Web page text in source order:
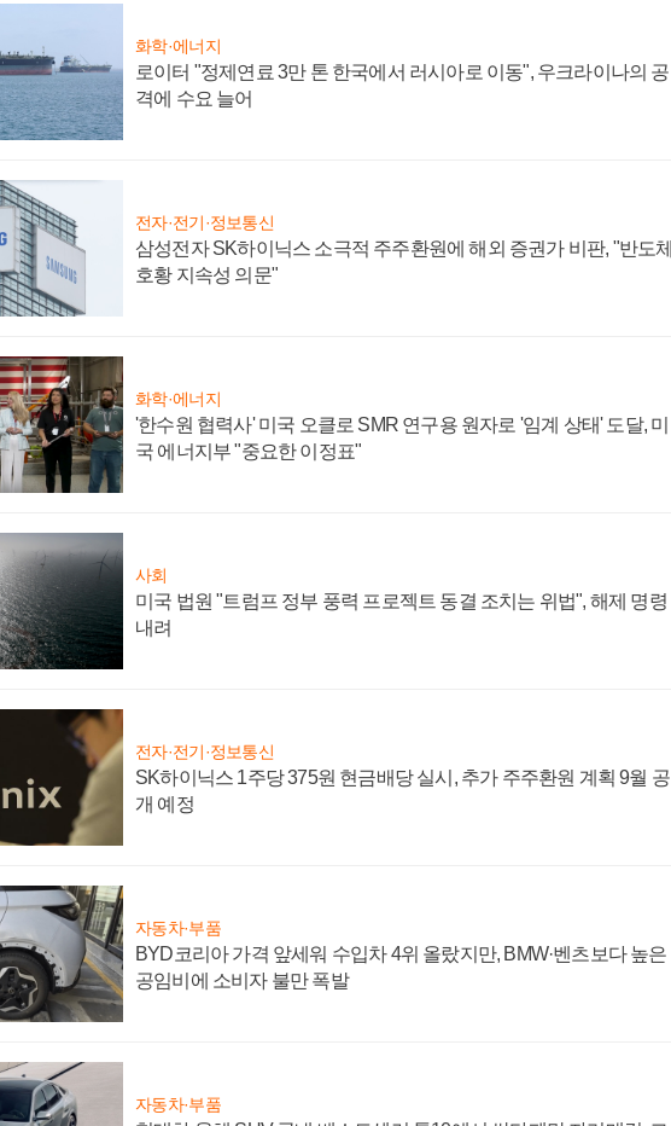
화학·에너지
로이터 "정제연료 3만 톤 한국에서 러시아로 이동", 우크라이나의 공
격에 수요 늘어
전자·전기·정보통신
삼성전자 SK하이닉스 소극적 주주환원에 해외 증권가 비판, "반도체
호황 지속성 의문"
화학·에너지
'한수원 협력사' 미국 오클로 SMR 연구용 원자로 '임계 상태' 도달, 미
국 에너지부 "중요한 이정표"
사회
미국 법원 "트럼프 정부 풍력 프로젝트 동결 조치는 위법", 해제 명령
내려
전자·전기·정보통신
SK하이닉스 1주당 375원 현금배당 실시, 추가 주주환원 계획 9월 공
개 예정
자동차·부품
BYD코리아 가격 앞세워 수입차 4위 올랐지만, BMW·벤츠보다 높은
공임비에 소비자 불만 폭발
자동차·부품